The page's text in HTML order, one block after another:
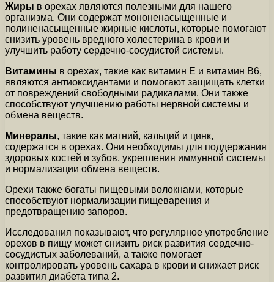
Жиры в орехах являются полезными для нашего
организма. Они содержат мононенасыщенные и
полиненасыщенные жирные кислоты, которые помогают
снизить уровень вредного холестерина в крови и
улучшить работу сердечно-сосудистой системы.
Витамины в орехах, такие как витамин Е и витамин В6,
являются антиоксидантами и помогают защищать клетки
от повреждений свободными радикалами. Они также
способствуют улучшению работы нервной системы и
обмена веществ.
Минералы, такие как магний, кальций и цинк,
содержатся в орехах. Они необходимы для поддержания
здоровых костей и зубов, укрепления иммунной системы
и нормализации обмена веществ.
Орехи также богаты пищевыми волокнами, которые
способствуют нормализации пищеварения и
предотвращению запоров.
Исследования показывают, что регулярное употребление
орехов в пищу может снизить риск развития сердечно-
сосудистых заболеваний, а также помогает
контролировать уровень сахара в крови и снижает риск
развития диабета типа 2.